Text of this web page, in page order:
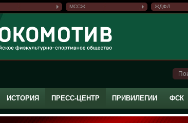
МССЖ ЖДФЛ
ИСТОРИЯ ПРЕСС-ЦЕНТР ПРИВИЛЕГИИ ФСК